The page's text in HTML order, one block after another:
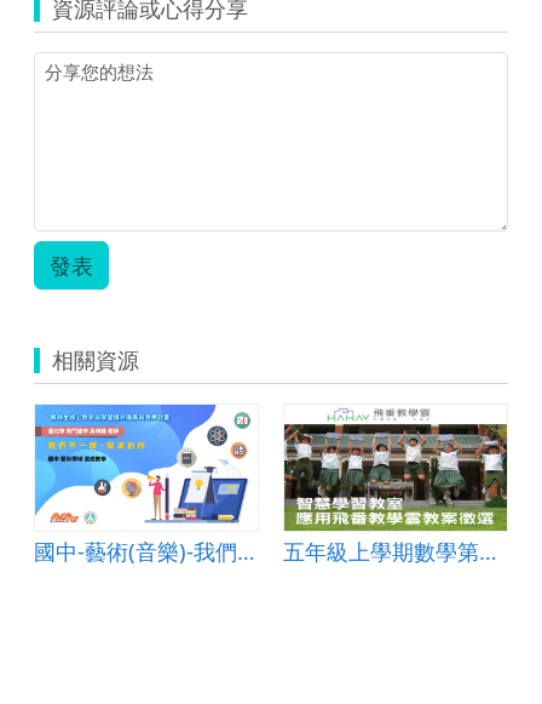
資源評論或心得分享
發表
相關資源
國中-藝術(音樂)-我們不一樣~聲波創作-A-混成教學-臺北市南門國中-高瑀婕老師 五年級上學期數學第七單元整數四則運算